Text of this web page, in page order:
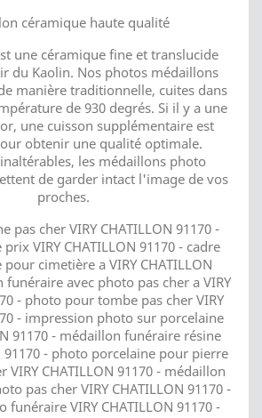
céramique haute qualité
une céramique fine et translucide
du Kaolin. Nos photos médaillons
manière traditionnelle, cuites dans
de 930 degrés. Si il y a une
une cuisson supplémentaire est
obtenir une qualité optimale.
les médaillons photo
de garder intact l'image de vos
proches.
pas cher VIRY CHATILLON 91170 -
VIRY CHATILLON 91170 - cadre
cimetière a VIRY CHATILLON
funéraire avec photo pas cher a VIRY
- photo pour tombe pas cher VIRY
- impression photo sur porcelaine
91170 - médaillon funéraire résine
91170 - photo porcelaine pour pierre
VIRY CHATILLON 91170 - médaillon
pas cher VIRY CHATILLON 91170 -
VIRY CHATILLON 91170 -